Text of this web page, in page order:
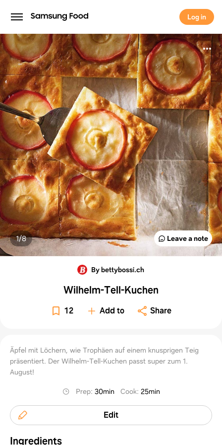
Log in
Log in
Leave a note
1/8
By bettybossi.ch
Wilhelm-Tell-Kuchen
12 Add to Share
Äpfel mit Löchern, wie Trophäen auf einem knusprigen Teig
präsentiert. Der Wilhelm-Tell-Kuchen passt super zum 1.
August!
Prep: 30min Cook: 25min
Edit
Ingredients